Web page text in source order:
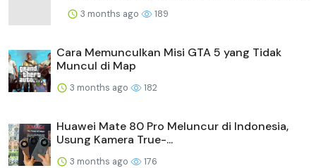
3 months ago 189
Cara Memunculkan Misi GTA 5 yang Tidak
Muncul di Map
3 months ago 182
Huawei Mate 80 Pro Meluncur di Indonesia,
Usung Kamera True-...
3 months ago 176